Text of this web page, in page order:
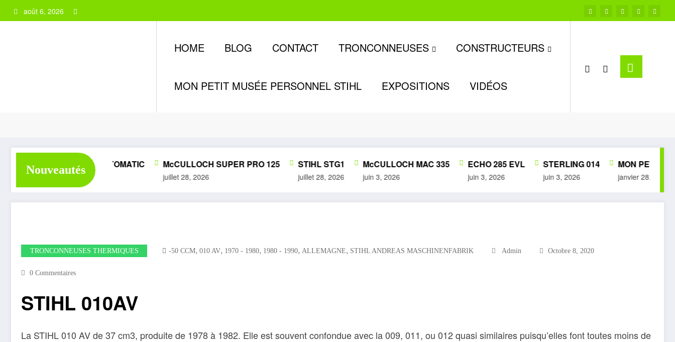
au
août 6, 2026
HOME BLOG CONTACT TRONCONNEUSES CONSTRUCTEURS
MON PETIT MUSÉE PERSONNEL STIHL EXPOSITIONS VIDÉOS
Nouveautés
SUPER 1050 AUTOMATIC
28, 2026
McCULLOCH SUPER PRO 125
juillet 28, 2026
STIHL STG1
juillet 28, 2026
McCULLOCH MAC 335
juin 3, 2026
ECHO 285 EVL
juin 3, 2026
STERLING 014
juin 3, 2026
MON PETIT
janvier 28, 2026
TRONCONNEUSES THERMIQUES -50 CCM, 010 AV, 1970 - 1980, 1980 - 1990, ALLEMAGNE, STIHL ANDREAS MASCHINENFABRIK Admin Octobre 8, 2020
0 Commentaires
STIHL 010AV
La STIHL 010 AV de 37 cm3, produite de 1978 à 1982. Elle est souvent confondue avec la 009, 011, ou 012 quasi similaires puisqu’elles font toutes moins de